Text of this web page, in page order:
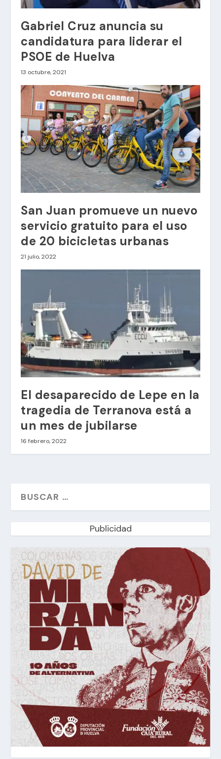
Gabriel Cruz anuncia su
candidatura para liderar el
PSOE de Huelva
13 octubre, 2021
San Juan promueve un nuevo
servicio gratuito para el uso
de 20 bicicletas urbanas
21 julio, 2022
El desaparecido de Lepe en la
tragedia de Terranova está a
un mes de jubilarse
16 febrero, 2022
Publicidad